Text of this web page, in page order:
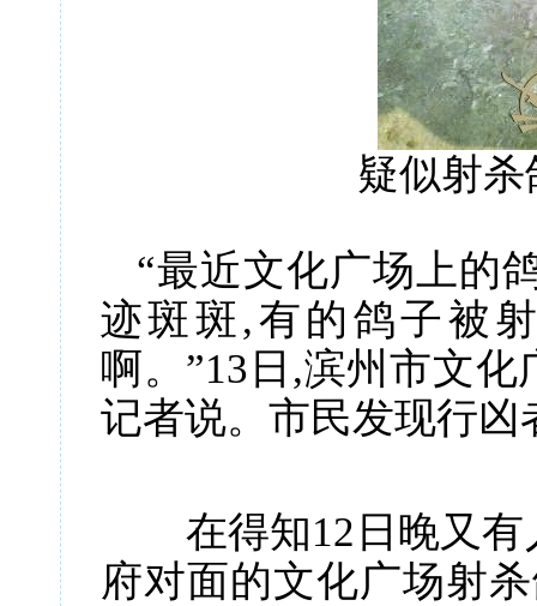
疑似射杀
“最近文化广场上的
迹斑斑,有的鸽子被
啊。”13日,滨州市文
记者说。市民发现行
在得知12日晚又有
府对面的文化广场射